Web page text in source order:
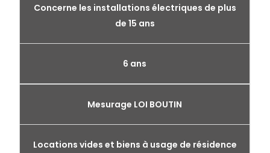
Concerne les installations électriques de plus
de 15 ans
6 ans
Mesurage LOI BOUTIN
Locations vides et biens à usage de résidence